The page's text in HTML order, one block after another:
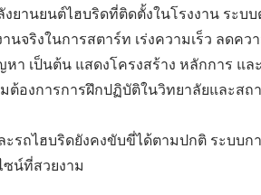
ยานยนต์ไฮบริดที่ติดตั้งในโรงงาน ระบ
นจริงในการสตาร์ท เร่งความเร็ว ลดค
า เป็นต้น แสดงโครงสร้าง หลักการ แ
ต้องการการฝึกปฏิบัติในวิทยาลัยและส
รถไฮบริดยังคงขับขี่ได้ตามปกติ ระบบ
ซน์ที่สวยงาม